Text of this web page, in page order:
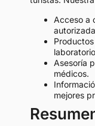
Acceso a
Asesoría
médicos.
mejores